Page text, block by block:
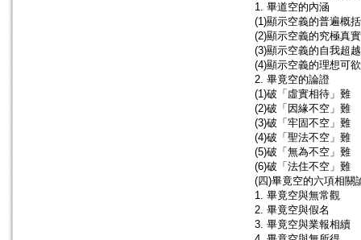
1. 畢道空的內涵
(1)顯示空義的普遍概
(2)顯示空義的究極真
(3)顯示空義的自我超
(4)顯示空義的理想可
2. 畢竟空的論證
(1)破「虛實相待」難
(2)破「因緣不空」難
(3)破「牢固不空」難
(4)破「聖法不空」難
(5)破「無為不空」難
(6)破「法住不空」難
(四)畢竟空的六項相關
1. 畢竟空與無常觀
2. 畢竟空與假名
3. 畢竟空與業報相續